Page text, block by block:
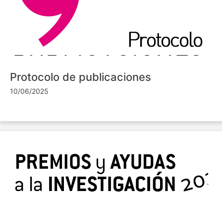
Protocolo de publicaciones
10/06/2025